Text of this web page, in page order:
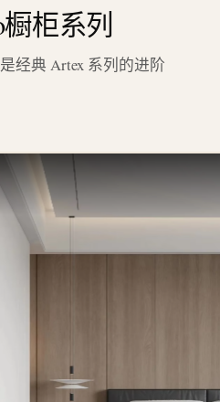
柜系列
经典 Artex 系列的进阶